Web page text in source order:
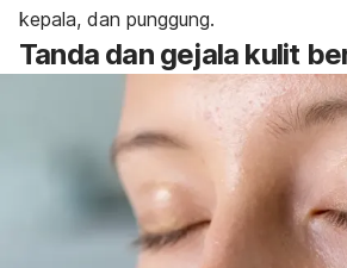
kepala, dan punggung.
Tanda dan gejala kulit